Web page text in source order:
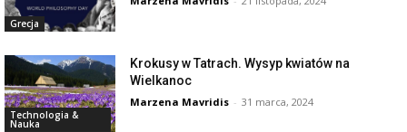
Grecja
Technologia &
Nauka
Krokusy w Tatrach. Wysyp kwiatów na
Wielkanoc
Marzena Mavridis - 31 marca, 2024